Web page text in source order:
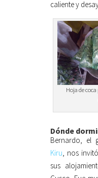
caliente y
Hoja de coca
Dónde
Bernardo, el
Kiru , nos
sus